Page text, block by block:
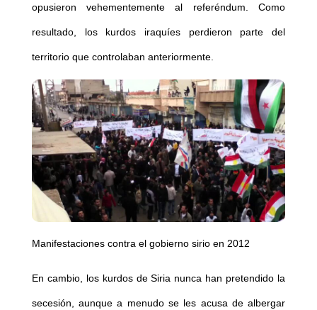
opusieron vehementemente al referéndum. Como
resultado, los kurdos iraquíes perdieron parte del
territorio que controlaban anteriormente.
Manifestaciones contra el gobierno sirio en 2012
En cambio, los kurdos de Siria nunca han pretendido la
secesión, aunque a menudo se les acusa de albergar